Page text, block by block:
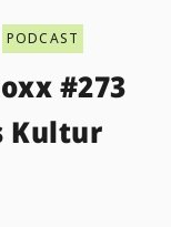
PODCAST
#273
Kultur